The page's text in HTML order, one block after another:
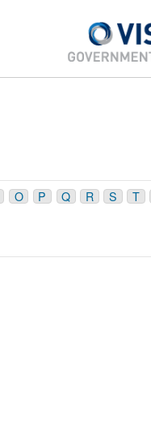
O P Q R S T